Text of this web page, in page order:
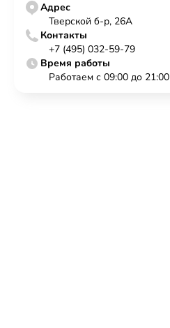
Адрес
Тверской б-р, 26А
Контакты
+7 (495) 032-59-79
Время работы
Работаем с 09:00 до 21:00